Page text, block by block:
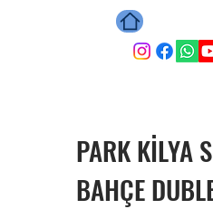
PARK KİLYA
BAHÇE